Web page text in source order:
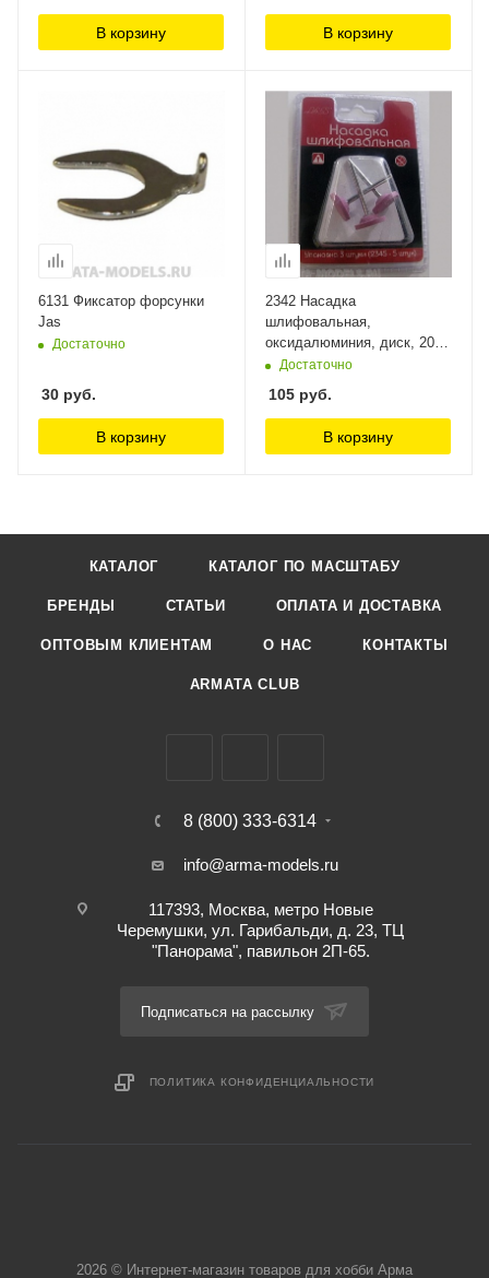
В корзину В корзину
6131 Фиксатор форсунки
Jas
Достаточно
30 руб.
В корзину
2342 Насадка
шлифовальная,
оксидалюминия, диск, 20 х
3 мм, 3 шт./уп., блистер Jas
Достаточно
105 руб.
В корзину
КАТАЛОГ КАТАЛОГ ПО МАСШТАБУ
БРЕНДЫ СТАТЬИ ОПЛАТА И ДОСТАВКА
ОПТОВЫМ КЛИЕНТАМ О НАС КОНТАКТЫ
ARMATA CLUB
8 (800) 333-6314
info@arma-models.ru
117393, Москва, метро Новые
Черемушки, ул. Гарибальди, д. 23, ТЦ
"Панорама", павильон 2П-65.
Подписаться на рассылку
ПОЛИТИКА КОНФИДЕНЦИАЛЬНОСТИ
2026 © Интернет-магазин товаров для хобби Арма